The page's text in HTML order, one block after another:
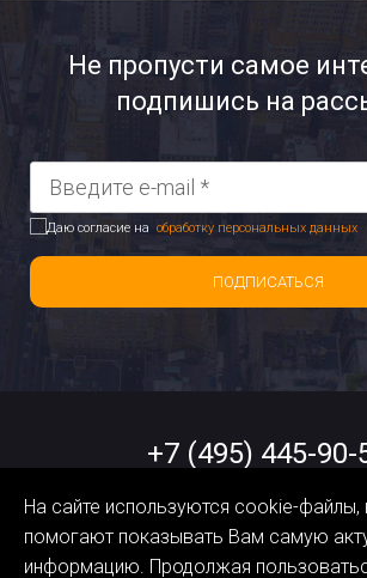
Не пропусти самое
подпишись на
Даю согласие на обработку персональных данных
ПОДПИСАТЬСЯ
+7 (495) 445-90-
На сайте используются cookie-файлы,
помогают показывать Вам самую
информацию. Продолжая